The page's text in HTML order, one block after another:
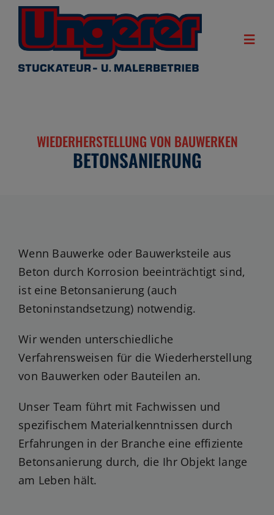
Zum
springen
Firmenprofil
WIEDERHERSTELLUNG VON BAUWERKEN
BETONSANIERUNG
Wenn Bauwerke oder Bauwerksteile aus
Beton durch Korrosion beeinträchtigt sind,
ist eine Betonsanierung (auch
Betoninstandsetzung) notwendig.
Wir wenden unterschiedliche
Verfahrensweisen für die Wiederherstellung
von Bauwerken oder Bauteilen an.
Unser Team führt mit Fachwissen und
spezifischem Materialkenntnissen durch
Erfahrungen in der Branche eine effiziente
Betonsanierung durch, die Ihr Objekt lange
am Leben hält.